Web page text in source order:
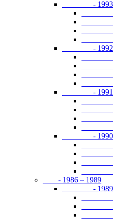
- 1993
-
-
-
-
- 1992
-
-
-
-
- 1991
-
-
-
-
- 1990
-
-
-
-
- 1986 – 1989
- 1989
-
-
-